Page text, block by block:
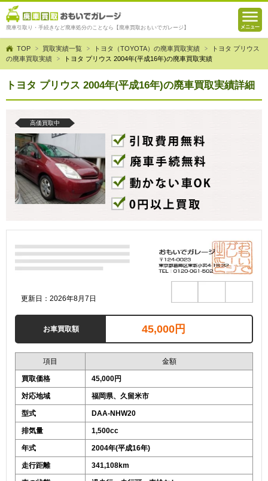
廃車引取り・手続きなど廃車処分のことなら【廃車買取おもいでガレージ】
TOP 買取実績一覧 トヨタ（TOYOTA）の廃車買取実績
トヨタ プリウス
の廃車買取実績
トヨタ プリウス 2004年(平成16年)の廃車買取実績
トヨタ プリウス 2004年(平成16年)の廃車買取実績詳細
高価買取中
更新日：2026年8月7日
お車買取額 45,000円
項目 金額
買取価格 45,000円
対応地域 福岡県、久留米市
型式 DAA-NHW20
排気量 1,500cc
年式 2004年(平成16年)
走行距離 341,108km